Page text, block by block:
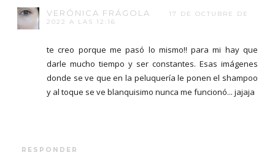
VERÓNICA FRÁGOLA
17 DE OCTUBRE DE
2022 A LAS 12:16
te creo porque me pasó lo mismo!! para mi hay que
darle mucho tiempo y ser constantes. Esas imágenes
donde se ve que en la peluquería le ponen el shampoo
y al toque se ve blanquisimo nunca me funcionó... jajaja
RESPONDER